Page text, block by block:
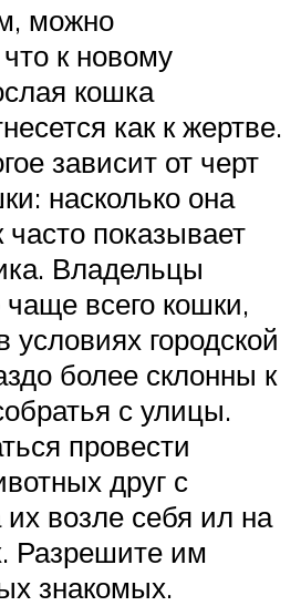
можно
к новому
кошка
как к жертве.
зависит от черт
насколько она
часто показывает
Владельцы
всего кошки,
условиях городской
более склонны к
с улицы.
провести
друг с
возле себя ил на
Разрешите им
знакомых.